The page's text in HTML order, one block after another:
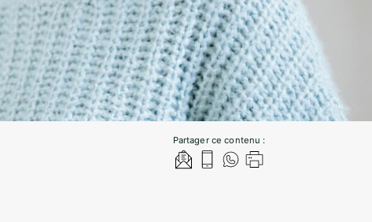
Partager ce contenu :